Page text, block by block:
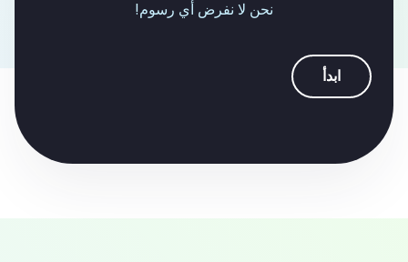
نحن لا نفرض أي رسوم!
ابدأ